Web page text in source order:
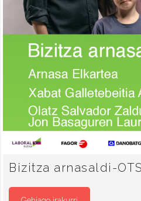
Bizitza arnasaldi-